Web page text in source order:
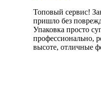
Топовый сервис!
пришло без
Упаковка просто
профессионально,
высоте, отличные